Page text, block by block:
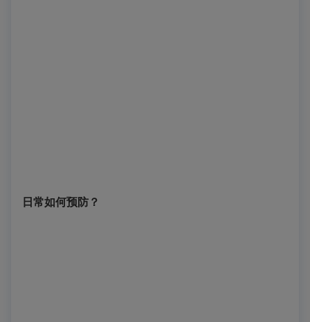
日常如何预防？